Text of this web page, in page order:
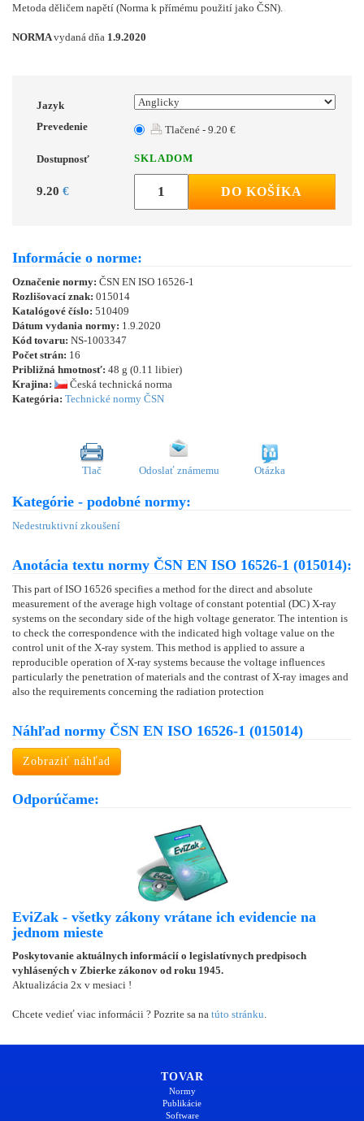
Metoda děličem napětí (Norma k přímému použití jako ČSN).
NORMAvydaná dňa 1.9.2020
Jazyk
Prevedenie
Tlačené - 9.20 €
Dostupnosť SKLADOM
9.20 € DO KOŠÍKA
Informácie o norme:
Označenie normy: ČSN EN ISO 16526-1
Rozlišovací znak: 015014
Katalógové číslo: 510409
Dátum vydania normy: 1.9.2020
Kód tovaru: NS-1003347
Počet strán: 16
Približná hmotnosť: 48 g (0.11 libier)
Krajina:
Česká technická norma
Kategória: Technické normy ČSN
Tlač Odoslať známemu Otázka
Kategórie - podobné normy:
Nedestruktivní zkoušení
Anotácia textu normy ČSN EN ISO 16526-1 (015014):
This part of ISO 16526 specifies a method for the direct and absolute
measurement of the average high voltage of constant potential (DC) X-ray
systems on the secondary side of the high voltage generator. The intention is
to check the correspondence with the indicated high voltage value on the
control unit of the X-ray system. This method is applied to assure a
reproducible operation of X-ray systems because the voltage influences
particularly the penetration of materials and the contrast of X-ray images and
also the requirements concerning the radiation protection
Náhľad normy ČSN EN ISO 16526-1 (015014)
Zobraziť náhľad
Odporúčame:
EviZak - všetky zákony vrátane ich evidencie na
jednom mieste
Poskytovanie aktuálnych informácií o legislatívnych predpisoch
vyhlásených v Zbierke zákonov od roku 1945.
Aktualizácia 2x v mesiaci !
Chcete vedieť viac informácii ? Pozrite sa na túto stránku
TOVAR
Normy
Publikácie
Software